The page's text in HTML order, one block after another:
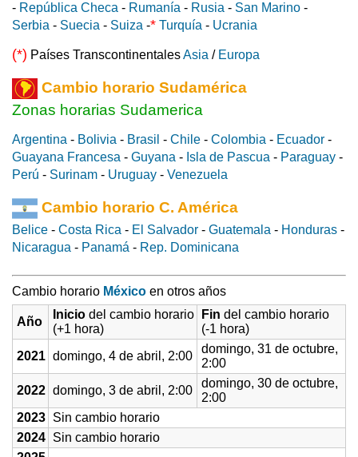
- República Checa - Rumanía - Rusia - San Marino -
Serbia - Suecia - Suiza -* Turquía - Ucrania
(*) Países TranscontinentalesAsia / Europa
Cambio horario Sudamérica
Zonas horarias Sudamerica
Argentina - Bolivia - Brasil - Chile - Colombia - Ecuador -
Guayana Francesa - Guyana - Isla de Pascua - Paraguay -
Perú - Surinam - Uruguay - Venezuela
Cambio horario C. América
Belice - Costa Rica - El Salvador - Guatemala - Honduras -
Nicaragua - Panamá - Rep. Dominicana
Cambio horario México en otros años
Año
Inicio del cambio horario
(+1 hora)
Fin del cambio horario
(-1 hora)
2021 domingo, 4 de abril, 2:00
domingo, 31 de octubre,
2:00
2022 domingo, 3 de abril, 2:00
domingo, 30 de octubre,
2:00
2023 Sin cambio horario
2024 Sin cambio horario